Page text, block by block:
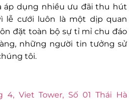
áp dụng nhiều ưu đãi thu hút
lễ cưới luôn là một dịp quan
đặt toàn bộ sự tỉ mỉ chu đáo
những người tin tưởng sử
tôi.
4, Viet Tower, Số 01 Thái Hà